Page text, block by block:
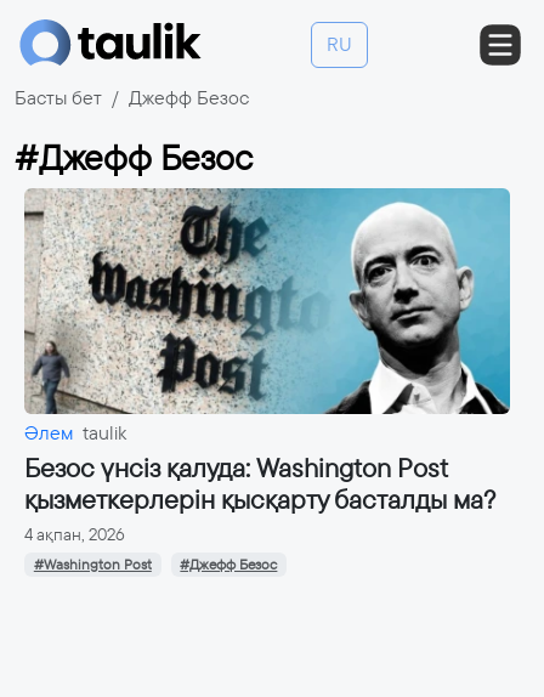
RU
Басты бет Джефф Безос
#Джефф Безос
Әлем taulik
Безос үнсіз қалуда: Washington Post
қызметкерлерін қысқарту басталды ма?
4 ақпан, 2026
#Washington Post #Джефф Безос